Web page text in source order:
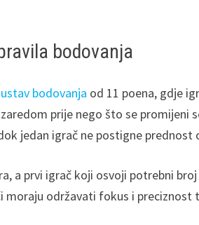
bodovanja
bodovanja od 11 poena, gdje
prije nego što se promijeni
jedan igrač ne postigne prednost
a prvi igrač koji osvoji potrebni
moraju održavati fokus i preciznost